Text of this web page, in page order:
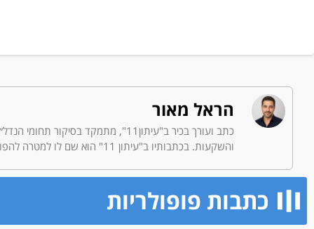
הראל מאור
כתב ועורך בכיר ב"עיתון11",
והשקעות. בכתבותיו ב"עיתון 11" הוא שם לו למטרה להפוך את הנושאים הפיננסיים המורכבים - למידע נגיש לכולם, בלי צורך בידע כלכלי מוקדם.
כתבות פופולריות​